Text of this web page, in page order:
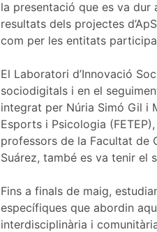
la presentació que es va dur
resultats dels projectes
com per les entitats
El Laboratori d’Innovació
sociodigitals i en el
integrat per Núria Simó Gil i
Esports i Psicologia
professors de la Facultat de
Suárez, també es va tenir el
Fins a finals de maig,
específiques que abordin
interdisciplinària i